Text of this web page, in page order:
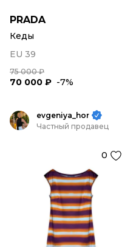
PRADA
Кеды
EU 39
75 000 ₽
70 000 ₽ -7%
evgeniya_hor
Частный продавец
0